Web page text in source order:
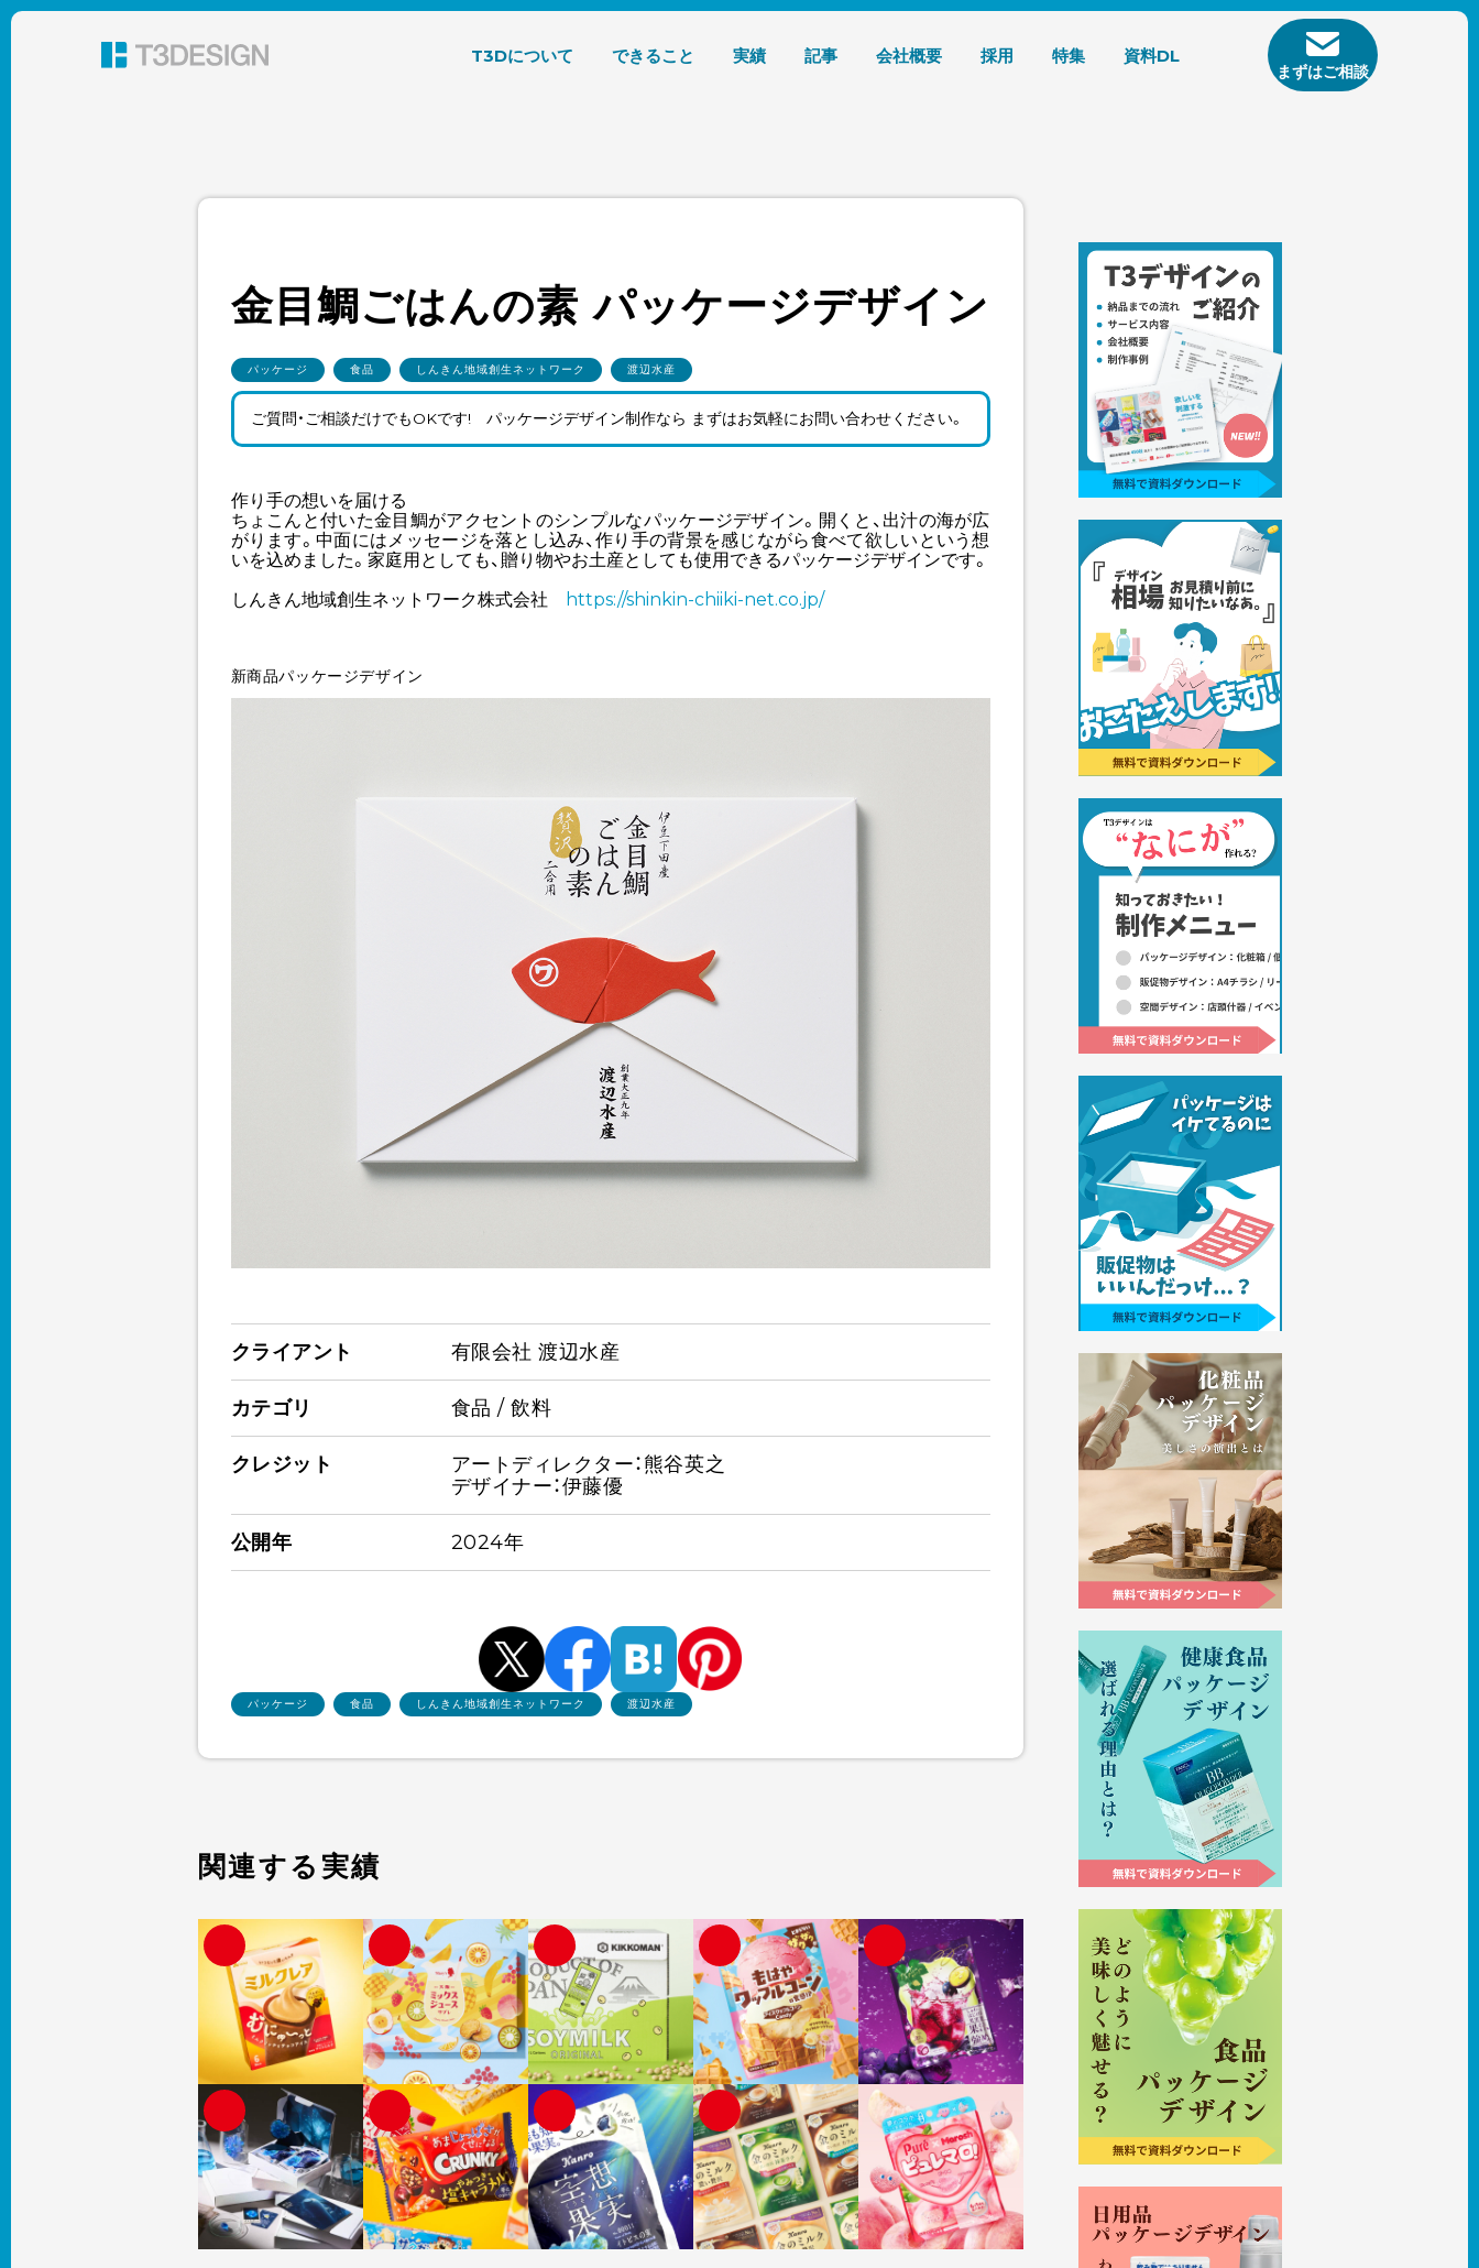
東京都渋谷のパッケージデザイン・グラフィックデザイン 株式会社T3デザイン
T3Dについて できること 実績 記事 会社概要 採用 特集 資料DL
まずはご相談
金目鯛ごはんの素 パッケージデザイン
パッケージ 食品 しんきん地域創生ネットワーク 渡辺水産
ご質問・ご相談だけでもOKです! パッケージデザイン制作なら まずはお気軽にお問い合わせください。
作り手の想いを届ける
ちょこんと付いた金目鯛がアクセントのシンプルなパッケージデザイン。開くと、出汁の海が広
がります。中面にはメッセージを落とし込み、作り手の背景を感じながら食べて欲しいという想
いを込めました。家庭用としても、贈り物やお土産としても使用できるパッケージデザインです。
しんきん地域創生ネットワーク株式会社
https://shinkin-chiiki-net.co.jp/
新商品パッケージデザイン
クライアント 有限会社 渡辺水産
カテゴリ 食品 / 飲料
クレジット
アートディレクター：熊谷英之
デザイナー：伊藤優
公開年 2024年
パッケージ 食品 しんきん地域創生ネットワーク 渡辺水産
関連する実績